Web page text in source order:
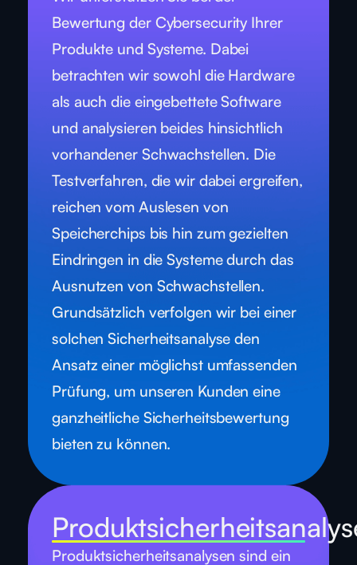
Bewertung der Cybersecurity Ihrer
Produkte und Systeme. Dabei
betrachten wir sowohl die Hardware
als auch die eingebettete Software
und analysieren beides hinsichtlich
vorhandener Schwachstellen. Die
Testverfahren, die wir dabei ergreifen,
reichen vom Auslesen von
Speicherchips bis hin zum gezielten
Eindringen in die Systeme durch das
Ausnutzen von Schwachstellen.
Grundsätzlich verfolgen wir bei einer
solchen Sicherheitsanalyse den
Ansatz einer möglichst umfassenden
Prüfung, um unseren Kunden eine
ganzheitliche Sicherheitsbewertung
bieten zu können.
Produktsicherheitsanalysen sind ein